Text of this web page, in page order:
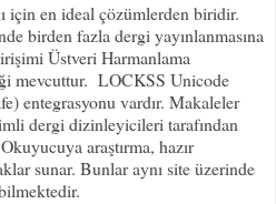
için en ideal çözümlerden biridir.
birden fazla dergi yayınlanmasına
Üstveri Harmanlama
mevcuttur. LOCKSS Unicode
entegrasyonu vardır. Makaleler
dergi dizinleyicileri tarafından
araştırma, hazır
sunar. Bunlar aynı site üzerinde